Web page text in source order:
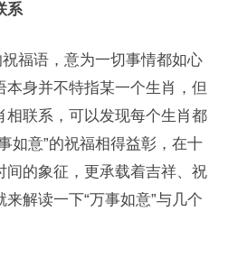
系
福语，意为一切事情都如心
本身并不特指某一个生肖，但
相联系，可以发现每个生肖都
如意”的祝福相得益彰，在十
间的象征，更承载着吉祥、祝
解读一下“万事如意”与几个